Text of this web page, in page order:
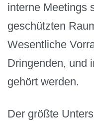
interne Meetings
geschützten
Wesentliche
Dringenden, und
gehört werden.
Der größte